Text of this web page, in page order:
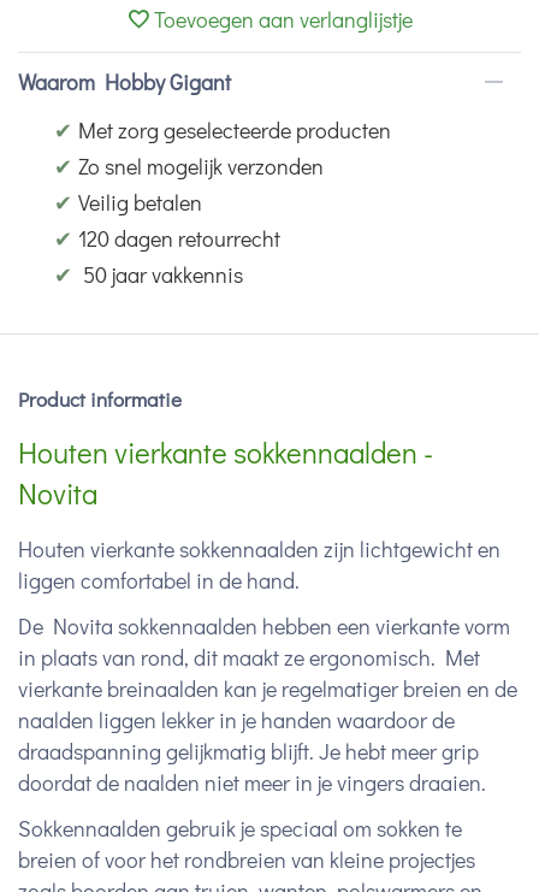
Toevoegen aan verlanglijstje
Waarom Hobby Gigant
✔ Met zorg geselecteerde producten
✔ Zo snel mogelijk verzonden
✔ Veilig betalen
✔ 120 dagen retourrecht
✔ 50 jaar vakkennis
Product informatie
Houten vierkante sokkennaalden -
Novita
Houten vierkante sokkennaalden zijn lichtgewicht en
liggen comfortabel in de hand.
De Novita sokkennaalden hebben een vierkante vorm
in plaats van rond, dit maakt ze ergonomisch. Met
vierkante breinaalden kan je regelmatiger breien en de
naalden liggen lekker in je handen waardoor de
draadspanning gelijkmatig blijft. Je hebt meer grip
doordat de naalden niet meer in je vingers draaien.
Sokkennaalden gebruik je speciaal om sokken te
breien of voor het rondbreien van kleine projectjes